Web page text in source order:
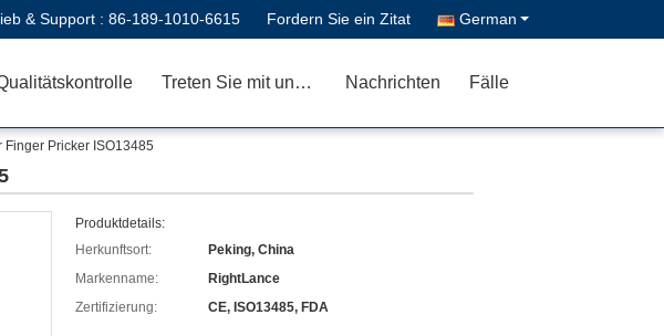
& Support : 86-189-1010-6615 Fordern Sie ein Zitat German
Treten Sie mit uns in Verbindung Nachrichten Fälle
Pricker ISO13485
Produktdetails:
Herkunftsort:
Peking, China
Markenname:
RightLance
Zertifizierung:
CE, ISO13485, FDA